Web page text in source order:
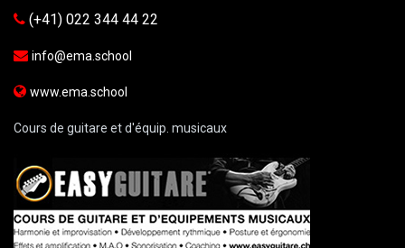
(+41) 022 344 44 22
info@ema.school
www.ema.school
Cours de guitare et d'équip. musicaux